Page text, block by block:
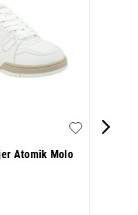
Atomik Molo